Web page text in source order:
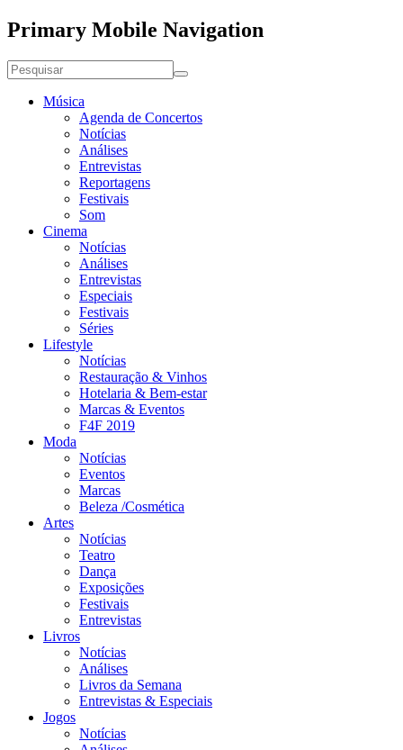
Primary Mobile Navigation
Música
Agenda de Concertos
Notícias
Análises
Entrevistas
Reportagens
Festivais
Som
Cinema
Notícias
Análises
Entrevistas
Especiais
Festivais
Séries
Lifestyle
Notícias
Restauração & Vinhos
Hotelaria & Bem-estar
Marcas & Eventos
F4F 2019
Moda
Notícias
Eventos
Marcas
Beleza /Cosmética
Artes
Notícias
Teatro
Dança
Exposições
Festivais
Entrevistas
Livros
Notícias
Análises
Livros da Semana
Entrevistas & Especiais
Jogos
Notícias